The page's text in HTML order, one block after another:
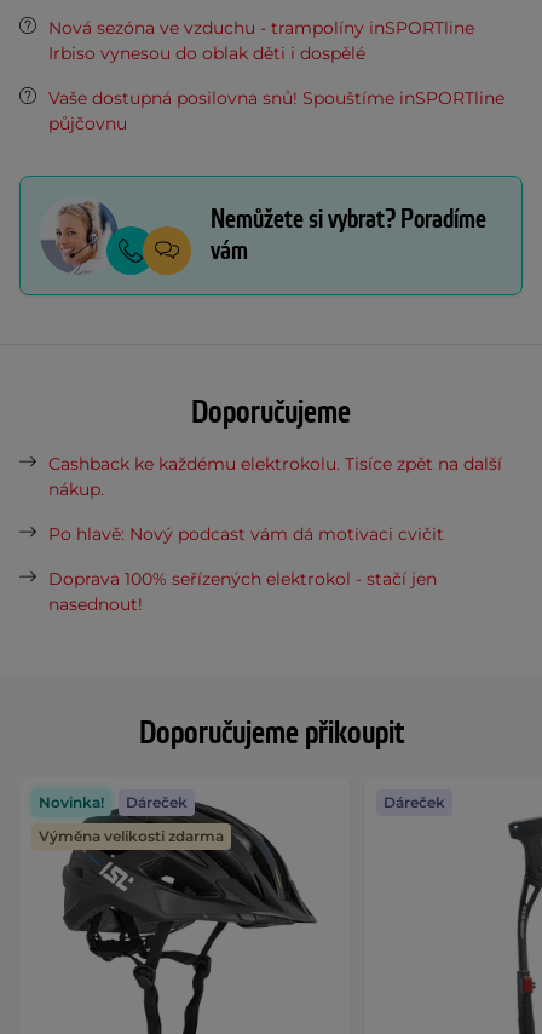
Doporučujeme přikoupit
Novinka!
Dáreček
Výměna velikosti zdarma
Dáreček
Nová sezóna ve vzduchu - trampolíny inSPORTline
Irbiso vynesou do oblak děti i dospělé
Vaše dostupná posilovna snů! Spouštíme inSPORTline
půjčovnu
Nemůžete si vybrat? Poradíme
vám
Doporučujeme
Cashback ke každému elektrokolu. Tisíce zpět na další
nákup.
Po hlavě: Nový podcast vám dá motivaci cvičit
Doprava 100% seřízených elektrokol - stačí jen
nasednout!